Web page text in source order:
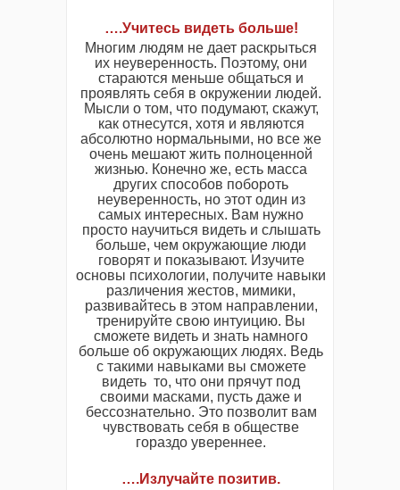
….Учитесь видеть больше!
Многим людям не дает раскрыться
их неуверенность. Поэтому, они
стараются меньше общаться и
проявлять себя в окружении людей.
Мысли о том, что подумают, скажут,
как отнесутся, хотя и являются
абсолютно нормальными, но все же
очень мешают жить полноценной
жизнью. Конечно же, есть масса
других способов побороть
неуверенность, но этот один из
самых интересных. Вам нужно
просто научиться видеть и слышать
больше, чем окружающие люди
говорят и показывают. Изучите
основы психологии, получите навыки
различения жестов, мимики,
развивайтесь в этом направлении,
тренируйте свою интуицию. Вы
сможете видеть и знать намного
больше об окружающих людях. Ведь
с такими навыками вы сможете
видеть то, что они прячут под
своими масками, пусть даже и
бессознательно. Это позволит вам
чувствовать себя в обществе
гораздо увереннее.
….Излучайте позитив.